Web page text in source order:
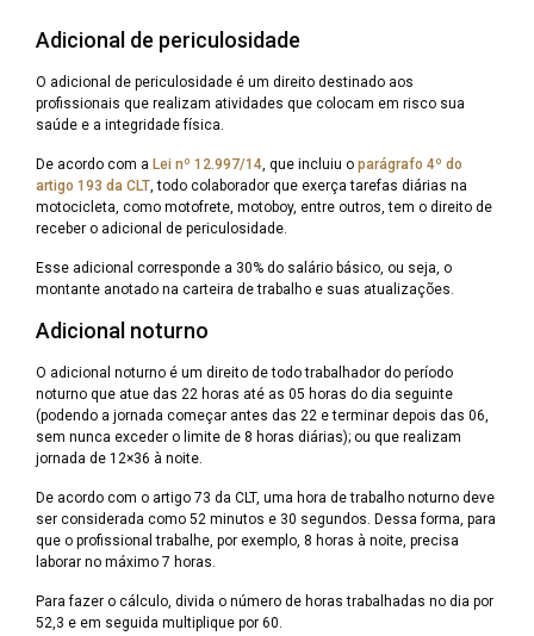
Adicional de periculosidade
O adicional de periculosidade é um direito destinado aos
profissionais que realizam atividades que colocam em risco sua
saúde e a integridade física.
De acordo com a Lei nº 12.997/14, que incluiu o parágrafo 4º do
artigo 193 da CLT, todo colaborador que exerça tarefas diárias na
motocicleta, como motofrete, motoboy, entre outros, tem o direito de
receber o adicional de periculosidade.
Esse adicional corresponde a 30% do salário básico, ou seja, o
montante anotado na carteira de trabalho e suas atualizações.
Adicional noturno
O adicional noturno é um direito de todo trabalhador do período
noturno que atue das 22 horas até as 05 horas do dia seguinte
(podendo a jornada começar antes das 22 e terminar depois das 06,
sem nunca exceder o limite de 8 horas diárias); ou que realizam
jornada de 12×36 à noite.
De acordo com o artigo 73 da CLT, uma hora de trabalho noturno deve
ser considerada como 52 minutos e 30 segundos. Dessa forma, para
que o profissional trabalhe, por exemplo, 8 horas à noite, precisa
laborar no máximo 7 horas.
Para fazer o cálculo, divida o número de horas trabalhadas no dia por
52,3 e em seguida multiplique por 60.